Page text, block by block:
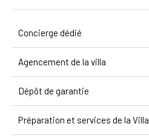
Concierge dédié
Agencement de la villa
Dépôt de garantie
Préparation et services de la Villa